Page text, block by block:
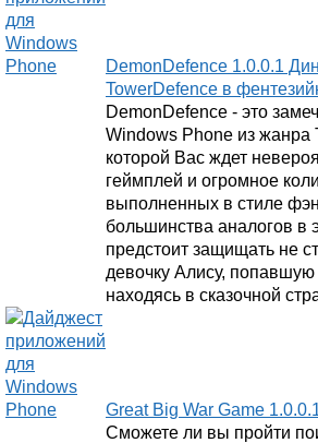
DemonDefence 1.0.0.1
TowerDefence в
DemonDefence - это
Windows Phone из жанра
которой Вас ждет
геймплей и огромное
выполненных в стиле
большинства аналогов в
предстоит защищать не
девочку Алису, попавшую
находясь в сказочной
Great Big War Game
Сможете ли вы пройти